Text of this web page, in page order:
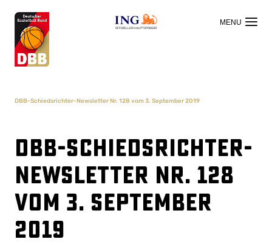
OFFIZIELLER HAUPTSPONSOR
DBB-Schiedsrichter-Newsletter Nr. 128 vom 3. September 2019
DBB-Schiedsrichter-
Newsletter Nr. 128
vom 3. September
2019